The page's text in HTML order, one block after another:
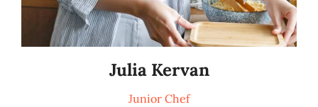
Julia Kervan
Junior Chef